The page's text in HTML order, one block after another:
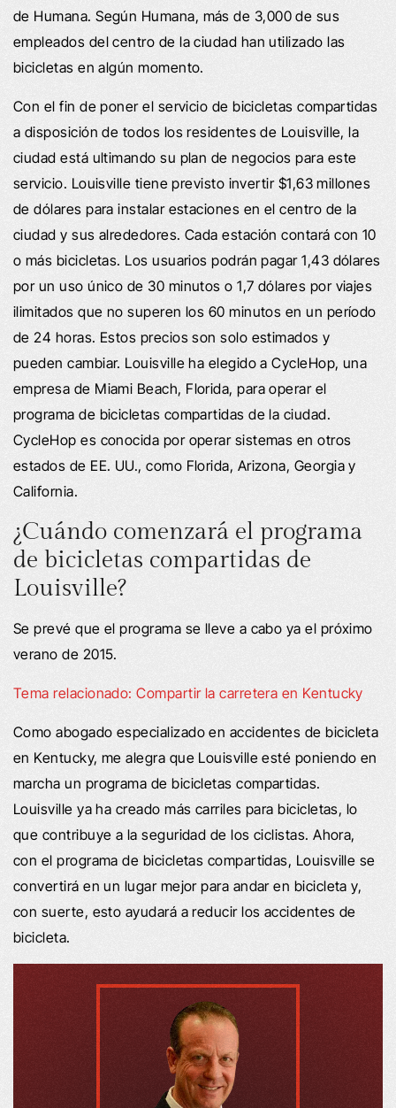
de Humana. Según Humana, más de 3,000 de sus
empleados del centro de la ciudad han utilizado las
bicicletas en algún momento.
Con el fin de poner el servicio de bicicletas compartidas
a disposición de todos los residentes de Louisville, la
ciudad está ultimando su plan de negocios para este
servicio. Louisville tiene previsto invertir $1,63 millones
de dólares para instalar estaciones en el centro de la
ciudad y sus alrededores. Cada estación contará con 10
o más bicicletas. Los usuarios podrán pagar 1,43 dólares
por un uso único de 30 minutos o 1,7 dólares por viajes
ilimitados que no superen los 60 minutos en un período
de 24 horas. Estos precios son solo estimados y
pueden cambiar. Louisville ha elegido a CycleHop, una
empresa de Miami Beach, Florida, para operar el
programa de bicicletas compartidas de la ciudad.
CycleHop es conocida por operar sistemas en otros
estados de EE. UU., como Florida, Arizona, Georgia y
California.
¿Cuándo comenzará el programa
de bicicletas compartidas de
Louisville?
Se prevé que el programa se lleve a cabo ya el próximo
verano de 2015.
Tema relacionado: Compartir la carretera en Kentucky
Como abogado especializado en accidentes de bicicleta
en Kentucky, me alegra que Louisville esté poniendo en
marcha un programa de bicicletas compartidas.
Louisville ya ha creado más carriles para bicicletas, lo
que contribuye a la seguridad de los ciclistas. Ahora,
con el programa de bicicletas compartidas, Louisville se
convertirá en un lugar mejor para andar en bicicleta y,
con suerte, esto ayudará a reducir los accidentes de
bicicleta.